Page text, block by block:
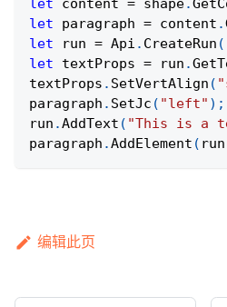
let content = shape.
let paragraph = content .
let run = Api . CreateRun (
let textProps = run .
textProps . SetVertAlign (
paragraph . SetJc ( "left" ) ;
run .AddText ( "This is a
paragraph .AddElement ( run
编辑此页